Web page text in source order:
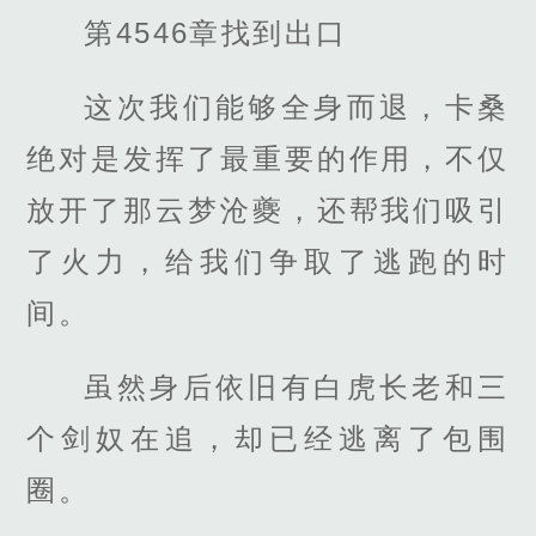
第4546章找到出口
这次我们能够全身而退，卡桑
绝对是发挥了最重要的作用，不仅
放开了那云梦沧夔，还帮我们吸引
了火力，给我们争取了逃跑的时
间。
虽然身后依旧有白虎长老和三
个剑奴在追，却已经逃离了包围
圈。